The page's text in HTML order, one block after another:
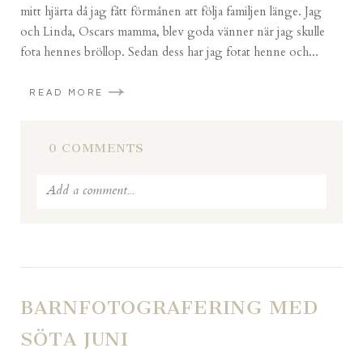
mitt hjärta då jag fått förmånen att följa familjen länge. Jag
och Linda, Oscars mamma, blev goda vänner när jag skulle
fota hennes bröllop. Sedan dess har jag fotat henne och...
READ MORE
0 COMMENTS
Add a comment...
BARNFOTOGRAFERING MED
SÖTA JUNI